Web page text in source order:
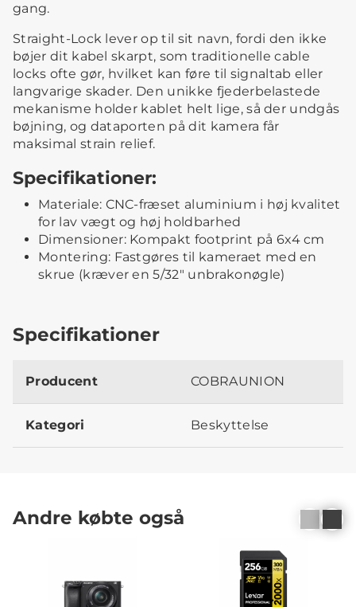
gang.
Straight-Lock lever op til sit navn, fordi den ikke
bøjer dit kabel skarpt, som traditionelle cable
locks ofte gør, hvilket kan føre til signaltab eller
langvarige skader. Den unikke fjederbelastede
mekanisme holder kablet helt lige, så der undgås
bøjning, og dataporten på dit kamera får
maksimal strain relief.
Specifikationer:
Materiale: CNC-fræset aluminium i høj kvalitet
for lav vægt og høj holdbarhed
Dimensioner: Kompakt footprint på 6x4 cm
Montering: Fastgøres til kameraet med en
skrue (kræver en 5/32" unbrakonøgle)
Specifikationer
Producent COBRAUNION
Kategori Beskyttelse
Andre købte også